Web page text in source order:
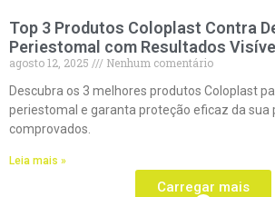
Top 3 Produtos Coloplast Contra
Periestomal com Resultados
agosto 12, 2025
Nenhum comentário
Descubra os 3 melhores produtos Coloplast
periestomal e garanta proteção eficaz da sua
comprovados.
Leia mais »
Carregar mais